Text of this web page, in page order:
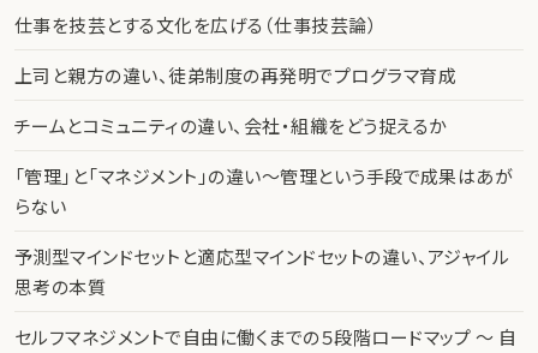
仕事を技芸とする文化を広げる（仕事技芸論）
上司と親方の違い、徒弟制度の再発明でプログラマ育成
チームとコミュニティの違い、会社・組織をどう捉えるか
「管理」と「マネジメント」の違い〜管理という手段で成果はあが
らない
予測型マインドセットと適応型マインドセットの違い、アジャイル
思考の本質
セルフマネジメントで自由に働くまでの５段階ロードマップ 〜 自